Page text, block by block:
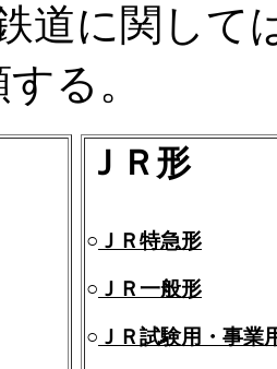
道に関して
る。
ＪＲ形
○ ＪＲ特急形
○ ＪＲ一般形
○ ＪＲ試験用・事業